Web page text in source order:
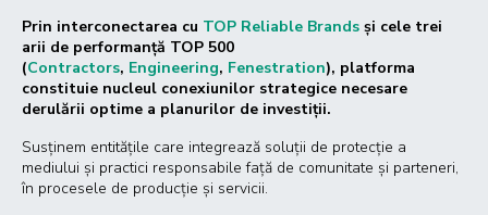
Prin interconectarea cu TOP Reliable Brands și cele trei
arii de performanță TOP 500
(Contractors, Engineering, Fenestration), platforma
constituie nucleul conexiunilor strategice necesare
derulării optime a planurilor de investiții.
Susținem entitățile care integrează soluții de protecție a
mediului și practici responsabile față de comunitate și parteneri,
în procesele de producție și servicii.